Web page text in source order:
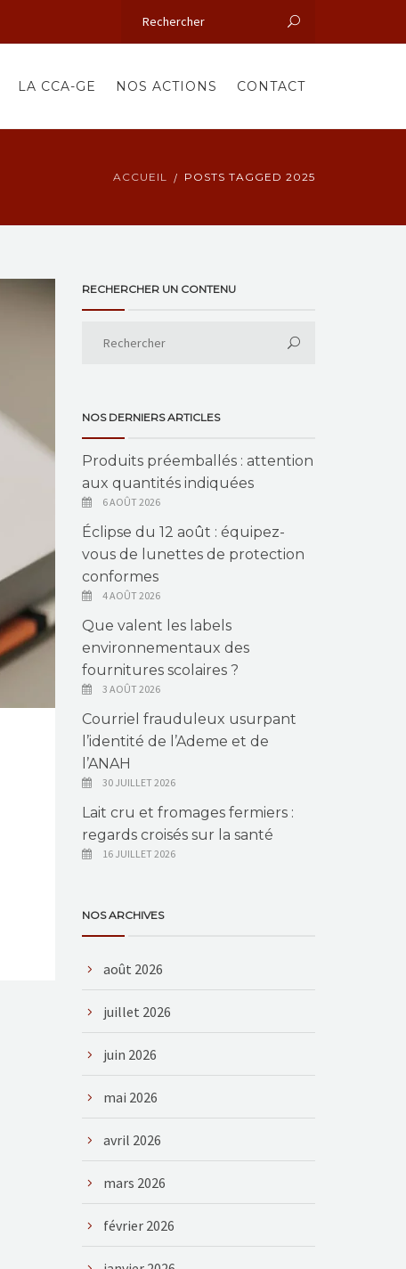
LA CCA-GE NOS ACTIONS CONTACT
ACCUEIL POSTS TAGGED 2025
RECHERCHER UN CONTENU
NOS DERNIERS ARTICLES
Produits préemballés : attention
aux quantités indiquées
6 AOÛT 2026
Éclipse du 12 août : équipez-
vous de lunettes de protection
conformes
4 AOÛT 2026
Que valent les labels
environnementaux des
fournitures scolaires ?
3 AOÛT 2026
Courriel frauduleux usurpant
l’identité de l’Ademe et de
l’ANAH
30 JUILLET 2026
Lait cru et fromages fermiers :
regards croisés sur la santé
16 JUILLET 2026
NOS ARCHIVES
août 2026
juillet 2026
juin 2026
mai 2026
avril 2026
mars 2026
février 2026